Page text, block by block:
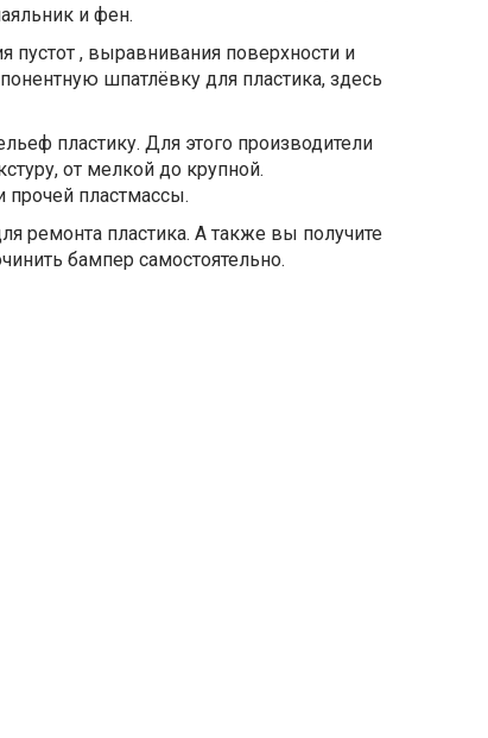
и фен.
пустот , выравнивания поверхности и
шпатлёвку для пластика, здесь
пластику. Для этого производители
от мелкой до крупной.
прочей пластмассы.
ремонта пластика. А также вы получите
бампер самостоятельно.